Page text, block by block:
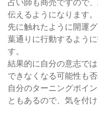
伝えるようになります。
先に触れたように開運
葉通りに行動するよう
す。
結果的に自分の意志で
できなくなる可能性も否
自分のターニングポイ
ともあるので、気を付